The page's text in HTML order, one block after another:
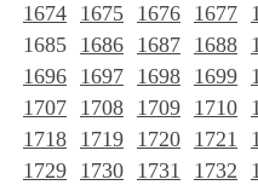
1674 1675 1676 1677
1685 1686 1687 1688
1696 1697 1698 1699
1707 1708 1709 1710
1718 1719 1720 1721
1729 1730 1731 1732